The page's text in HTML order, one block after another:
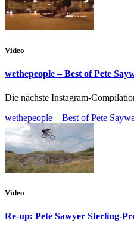
Video
wethepeople – Best of Pete
Die nächste Instagram-
wethepeople – Best of Pete
Video
Re-up: Pete Sawyer Sterling-